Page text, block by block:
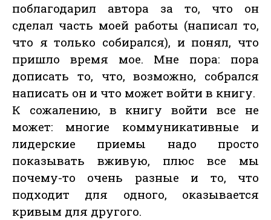
поблагодарил автора за то, что он
сделал часть моей работы (написал то,
что я только собирался), и понял, что
пришло время мое. Мне пора: пора
дописать то, что, возможно, собрался
написать он и что может войти в книгу.
К сожалению, в книгу войти все не
может: многие коммуникативные и
лидерские приемы надо просто
показывать вживую, плюс все мы
почему-то очень разные и то, что
подходит для одного, оказывается
кривым для другого.